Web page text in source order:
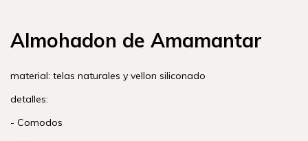
Almohadon de Amamantar
material: telas naturales y vellon siliconado
detalles:
- Comodos